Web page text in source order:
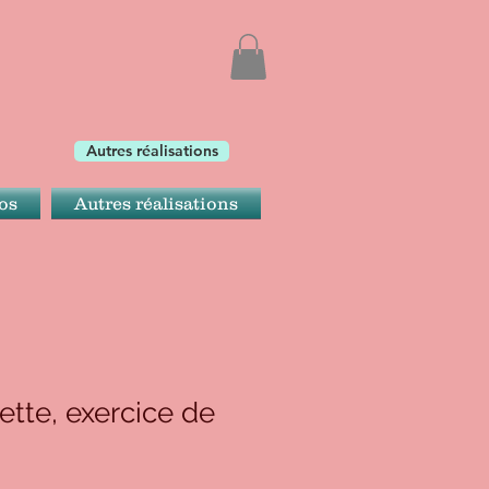
Autres réalisations
Autres réalisations
exercice de